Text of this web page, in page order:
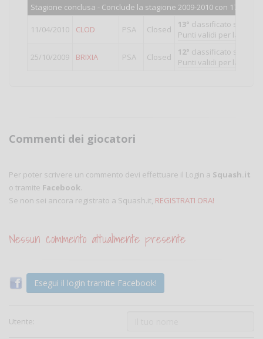
Stagione conclusa - Conclude la stagione 2009-2010 con 1717
11/04/2010 CLOD PSA Closed 13° classificato su 38
Punti validi per la
25/10/2009 BRIXIA PSA Closed 12° classificato su 32
Punti validi per la
Commenti dei giocatori
Per poter scrivere un commento devi effettuare il Login a Squash.it
o tramite Facebook.
Se non sei ancora registrato a Squash.it, REGISTRATI ORA!
Nessun commento attualmente presente
Esegui il login tramite Facebook!
Utente: